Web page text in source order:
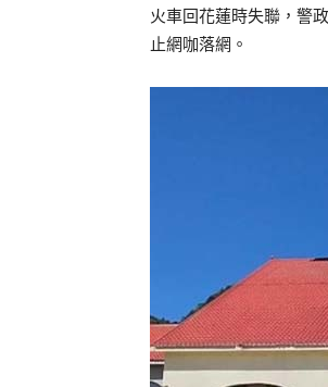
火車回花蓮時失聯，警
止網咖落網。